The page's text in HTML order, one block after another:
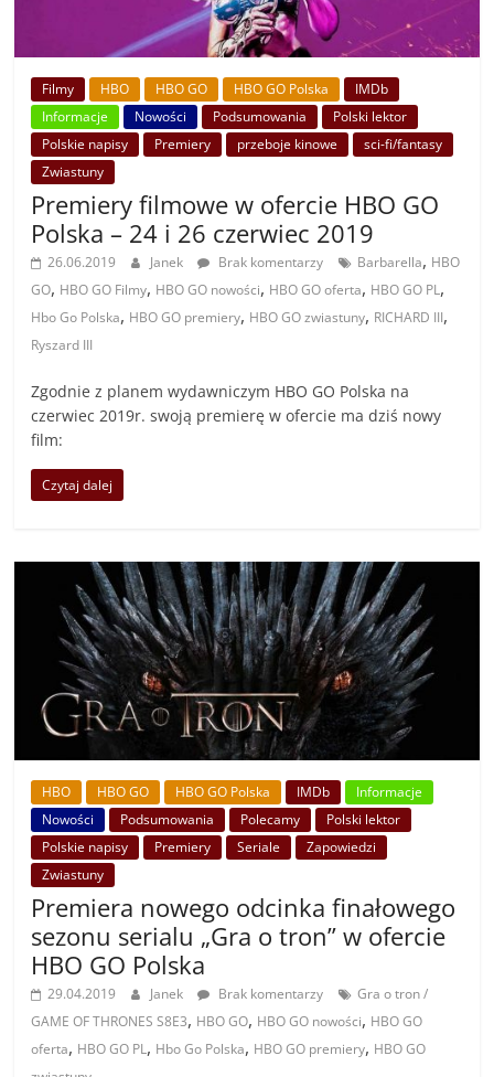
Filmy HBO HBO GO HBO GO Polska
IMDb
Informacje
Nowości Podsumowania
Polski lektor
Polskie napisy
Premiery przeboje kinowe
sci-fi/fantasy
Zwiastuny
Premiery filmowe w ofercie HBO GO
Polska – 24 i 26 czerwiec 2019
26.06.2019 Janek Brak komentarzy Barbarella, HBO
GO, HBO GO Filmy, HBO GO nowości, HBO GO oferta, HBO GO PL,
Hbo Go Polska, HBO GO premiery, HBO GO zwiastuny, RICHARD III,
Ryszard III
Zgodnie z planem wydawniczym HBO GO Polska na
czerwiec 2019r. swoją premierę w ofercie ma dziś nowy
film:
Czytaj dalej
HBO HBO GO HBO GO Polska IMDb
Informacje
Nowości
Podsumowania Polecamy
Polski lektor
Polskie napisy
Premiery Seriale
Zapowiedzi
Zwiastuny
Premiera nowego odcinka finałowego
sezonu serialu „Gra o tron” w ofercie
HBO GO Polska
29.04.2019 Janek Brak komentarzy
Gra o tron /
GAME OF THRONES S8E3, HBO GO, HBO GO nowości, HBO GO
oferta, HBO GO PL, Hbo Go Polska, HBO GO premiery, HBO GO